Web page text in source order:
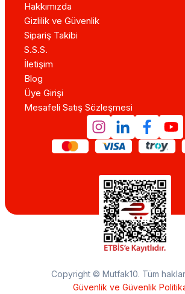
Hakkımızda
Gizlilik ve Güvenlik
Sipariş Takibi
S.S.S.
İletişim
Blog
Üye Girişi
Mesafeli Satış Sözleşmesi
Copyright © Mutfak10. Tüm hakları
Güvenlik ve Güvenlik